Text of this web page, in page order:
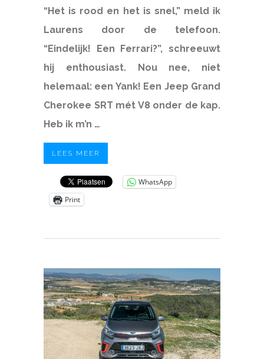
“Het is rood en het is snel,” meld ik
Laurens door de telefoon.
“Eindelijk! Een Ferrari?”, schreeuwt
hij enthousiast. Nou nee, niet
helemaal: een Yank! Een Jeep Grand
Cherokee SRT mét V8 onder de kap.
Heb ik m’n …
LEES MEER
WhatsApp
Print